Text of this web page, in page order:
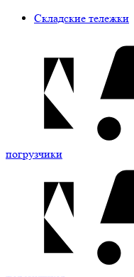
Складские тележки
погрузчики